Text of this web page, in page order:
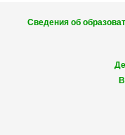
Сведения об